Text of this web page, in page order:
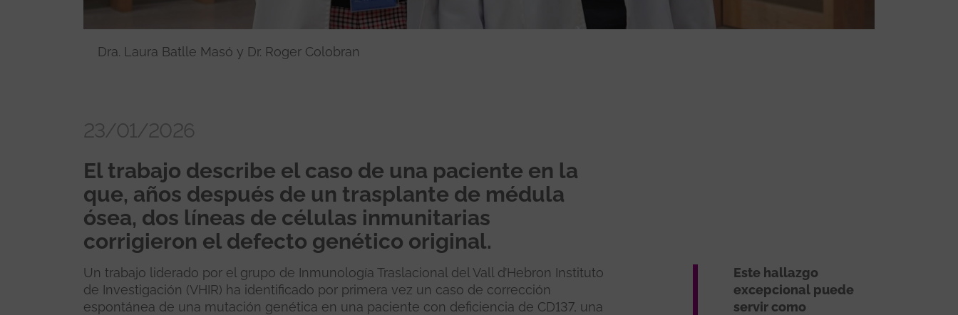
Dra. Laura Batlle Masó y Dr. Roger Colobran
23/01/2026
El trabajo describe el caso de una paciente en la
que, años después de un trasplante de médula
ósea, dos líneas de células inmunitarias
corrigieron el defecto genético original.
Un trabajo liderado por el grupo de Inmunología Traslacional del Vall d’Hebron Instituto
de Investigación (VHIR) ha identificado por primera vez un caso de corrección
espontánea de una mutación genética en una paciente con deficiencia de CD137, una
Este hallazgo
excepcional puede
servir como